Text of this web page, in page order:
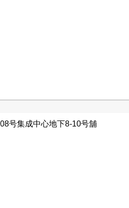
号集成中心地下8-10号舖